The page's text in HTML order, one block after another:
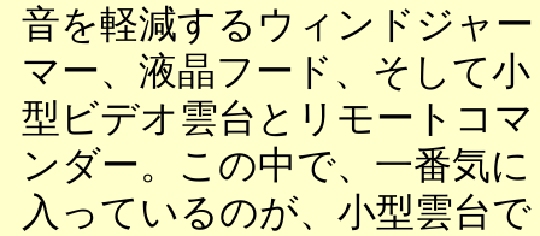
音を軽減するウィンドジャー
マー、液晶フード、そして小
型ビデオ雲台とリモートコマ
ンダー。この中で、一番気に
入っているのが、小型雲台で